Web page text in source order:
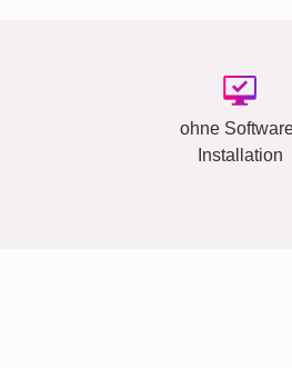
ohne
Installation